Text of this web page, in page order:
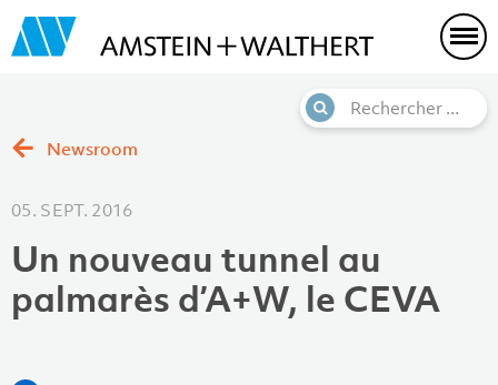
Newsroom
05. SEPT. 2016
Un nouveau tunnel au
palmarès d’A+W, le CEVA